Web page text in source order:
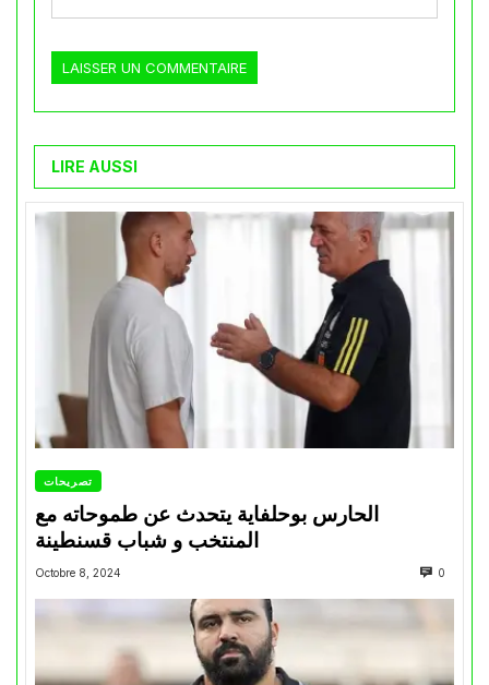
LIRE AUSSI
تصريحات
الحارس بوحلفاية يتحدث عن طموحاته مع
المنتخب و شباب قسنطينة
Octobre 8, 2024 0